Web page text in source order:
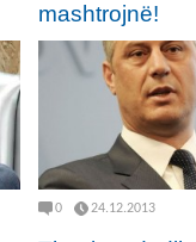
mashtrojnë!
0 24.12.2013